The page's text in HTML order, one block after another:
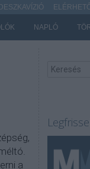
NAPLÓ
DESZKAVÍZIÓ
a